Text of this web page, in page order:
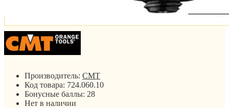
Производитель: CMT
Код товара: 724.060.10
Бонусные баллы: 28
Нет в наличии